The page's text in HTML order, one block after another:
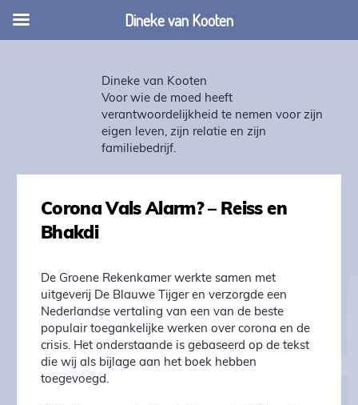
Dineke van Kooten
Voor wie de moed heeft
verantwoordelijkheid te nemen voor zijn
eigen leven, zijn relatie en zijn
familiebedrijf.
Corona Vals Alarm? – Reiss en
Bhakdi
De Groene Rekenkamer werkte samen met
uitgeverij De Blauwe Tijger en verzorgde een
Nederlandse vertaling van een van de beste
populair toegankelijke werken over corona en de
crisis. Het onderstaande is gebaseerd op de tekst
die wij als bijlage aan het boek hebben
toegevoegd.
Dineke van Kooten